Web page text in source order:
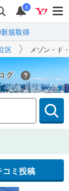
i
規取得
区 メゾン・ド
Yahoo!不動産
コミ投稿